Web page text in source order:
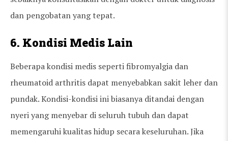
dan pengobatan yang tepat.
6. Kondisi Medis Lain
Beberapa kondisi medis seperti fibromyalgia dan
rheumatoid arthritis dapat menyebabkan sakit leher dan
pundak. Kondisi-kondisi ini biasanya ditandai dengan
nyeri yang menyebar di seluruh tubuh dan dapat
memengaruhi kualitas hidup secara keseluruhan. Jika